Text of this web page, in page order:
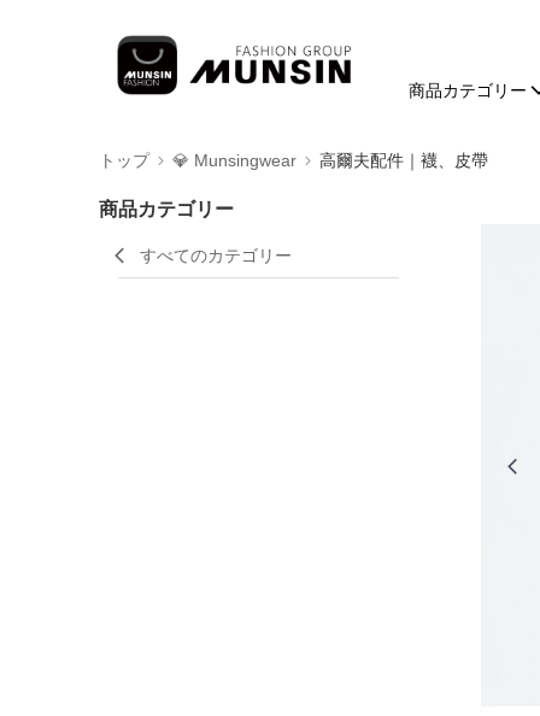
商品カテゴリー
トップ 💎 Munsingwear 高爾夫配件｜襪、皮帶
商品カテゴリー
すべてのカテゴリー